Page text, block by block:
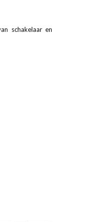
schakelaar en